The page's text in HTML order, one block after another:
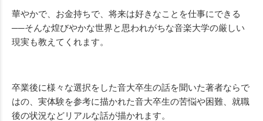
華やかで、お金持ちで、将来は好きなことを仕事にできる
──そんな煌びやかな世界と思われがちな音楽大学の厳しい
現実も教えてくれます。
卒業後に様々な選択をした音大卒生の話を聞いた著者ならで
はの、実体験を参考に描かれた音大卒生の苦悩や困難、就職
後の状況などリアルな話が描かれます。